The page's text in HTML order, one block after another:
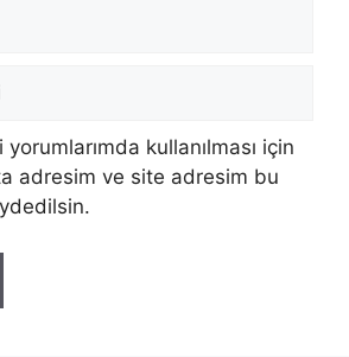
kullanılması için
adresim ve site adresim bu